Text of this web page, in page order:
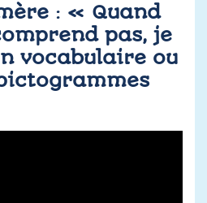
: « Quand
pas, je
vocabulaire ou